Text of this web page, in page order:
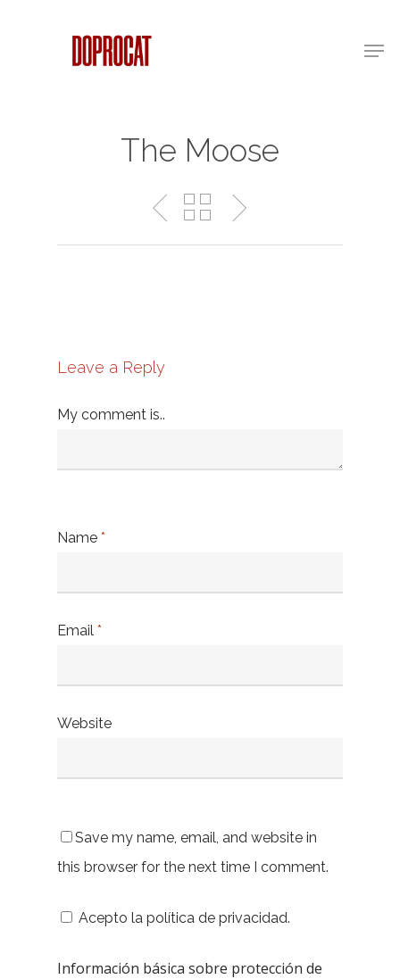
The Moose
Leave a Reply
My comment is..
Name *
Email *
Website
Save my name, email, and website in
this browser for the next time I comment.
Acepto la política de privacidad.
Información básica sobre protección de